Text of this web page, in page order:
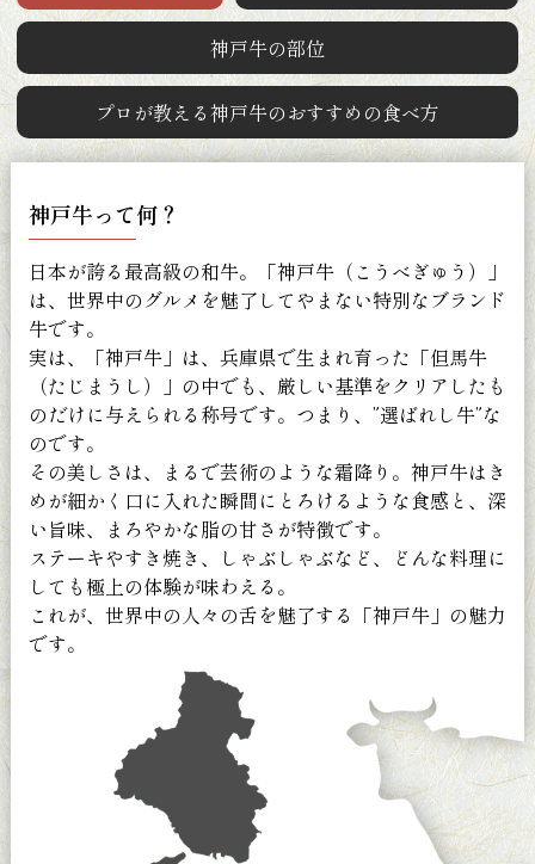
神戸牛の部位
プロが教える神戸牛のおすすめの食べ方
神戸牛って何？
日本が誇る最高級の和牛。「神戸牛（こうべぎゅう）」
は、世界中のグルメを魅了してやまない特別なブランド
牛です。
実は、「神戸牛」は、兵庫県で生まれ育った「但馬牛
（たじまうし）」の中でも、厳しい基準をクリアしたも
のだけに与えられる称号です。つまり、”選ばれし牛”な
のです。
その美しさは、まるで芸術のような霜降り。神戸牛はき
めが細かく口に入れた瞬間にとろけるような食感と、深
い旨味、まろやかな脂の甘さが特徴です。
ステーキやすき焼き、しゃぶしゃぶなど、どんな料理に
しても極上の体験が味わえる。
これが、世界中の人々の舌を魅了する「神戸牛」の魅力
です。